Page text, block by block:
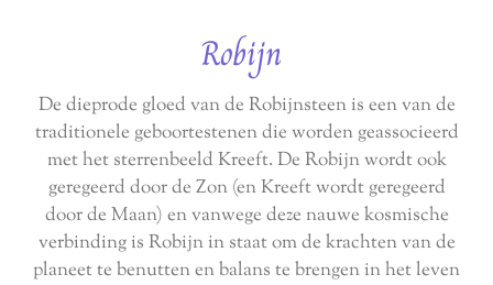
Robijn
De dieprode gloed van de Robijnsteen is een van de
traditionele geboortestenen die worden geassocieerd
met het sterrenbeeld Kreeft. De Robijn wordt ook
geregeerd door de Zon (en Kreeft wordt geregeerd
door de Maan) en vanwege deze nauwe kosmische
verbinding is Robijn in staat om de krachten van de
planeet te benutten en balans te brengen in het leven